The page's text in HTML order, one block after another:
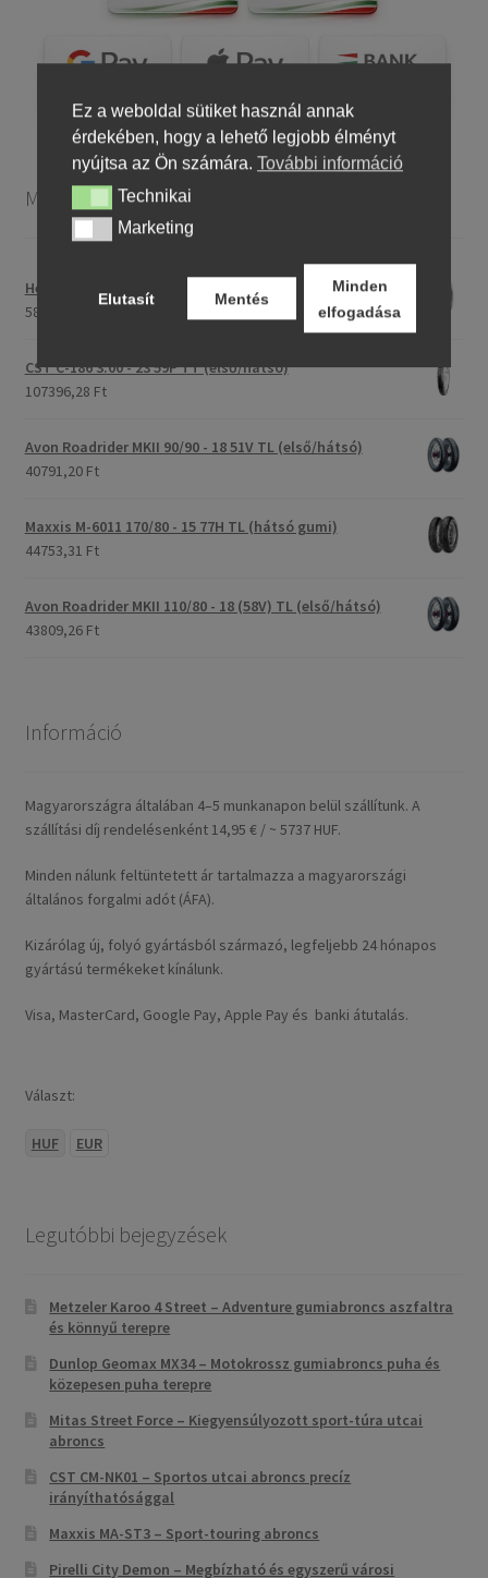
Motorkerékpár gumiabroncsok
Heidenau 5.00 - 16 76P P29 TT
58243,46 Ft
CST C-186 3.00 - 23 59P TT (első/hátsó)
107396,28 Ft
Avon Roadrider MKII 90/90 - 18 51V TL (első/hátsó)
40791,20 Ft
Maxxis M-6011 170/80 - 15 77H TL (hátsó gumi)
44753,31 Ft
Avon Roadrider MKII 110/80 - 18 (58V) TL (első/hátsó)
43809,26 Ft
Információ
Magyarországra általában 4–5 munkanapon belül szállítunk. A
szállítási díj rendelésenként 14,95 € / ~ 5737 HUF.
Minden nálunk feltüntetett ár tartalmazza a magyarországi
általános forgalmi adót (ÁFA).
Kizárólag új, folyó gyártásból származó, legfeljebb 24 hónapos
gyártású termékeket kínálunk.
Visa, MasterCard, Google Pay, Apple Pay és banki átutalás.
Választ:
HUF EUR
Legutóbbi bejegyzések
Metzeler Karoo 4 Street – Adventure gumiabroncs aszfaltra
és könnyű terepre
Dunlop Geomax MX34 – Motokrossz gumiabroncs puha és
közepesen puha terepre
Mitas Street Force – Kiegyensúlyozott sport-túra utcai
abroncs
CST CM-NK01 – Sportos utcai abroncs precíz
irányíthatósággal
Maxxis MA-ST3 – Sport-touring abroncs
Pirelli City Demon – Megbízható és egyszerű városi
Ez a weboldal sütiket használ annak
érdekében, hogy a lehető legjobb élményt
nyújtsa az Ön számára. További információ
TechnikaiTechnikai
MarketingMarketing
Elutasít Mentés
Minden
elfogadása